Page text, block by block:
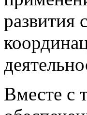
развития
Вместе с